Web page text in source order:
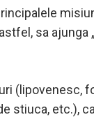
sa ajunga
(lipovenesc,
stiuca, etc.),